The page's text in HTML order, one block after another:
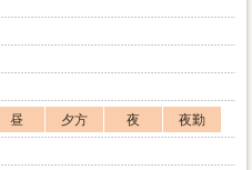
昼 夕方 夜
夜勤